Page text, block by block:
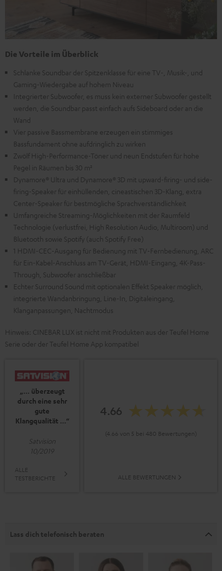
Die Vorteile im Überblick
Schlanke Soundbar der Spitzenklasse für eine TV-, Musik-, und
Gaming-Wiedergabe auf hohem Niveau
Integrierter Subwoofer, es muss kein externer Subwoofer gestellt
werden, die Soundbar passt einfach aufs Sideboard oder an die
Wand
Vier passive Bassmembrane erzeugen ein stimmiges
Bassfundament ohne aufdringlich zu wirken
Zwölf High-Performance-Töner und neun Endstufen für hohe
Pegel in Räumen bis 30 m²
Dynamore® Ultra und Dynamore® 3D mit upward-firing- und side-
firing-Speaker für einhüllenden, cineastischen 3D-Klang, extra
Center-Speaker für bestmögliche Sprachverständlichkeit
Umfangreiche Streaming-Möglichkeiten mit der Raumfeld
Technologie (verlustfrei, High Resolution Audio, Multiroom) und
Bluetooth sowie Spotify (auch Spotify Free)
1 HDMI-CEC-Ausgang für Bedienung mit TV-Fernbedienung, ARC
für Ein-Kabel-Anschluss am TV-Gerät, HDMI-Eingang, 4K-Pass-
Through, Subwoofer anschließbar
Echter Surround Sound mit optionalen Effekt Speaker möglich,
integrierte Wandanbringung, Line-In, Digitaleingang,
Klanganpassungen, Nachtmodus
Hinweis: CINEBAR LUX ist nicht mit Produkten aus der Teufel Home
Serie oder der Teufel Home App kompatibel
„… überzeugt
durch eine sehr
gute
Klangqualität …“
Satvision
10/2019
ALLE
TESTBERICHTE
4.66
(4.66 von 5 bei 480 Bewertungen)
ALLE BEWERTUNGEN
Lass dich telefonisch beraten